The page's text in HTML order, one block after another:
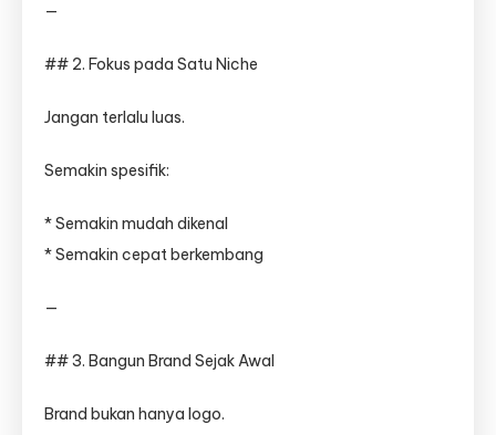
—
## 2. Fokus pada Satu Niche
Jangan terlalu luas.
Semakin spesifik:
* Semakin mudah dikenal
* Semakin cepat berkembang
—
## 3. Bangun Brand Sejak Awal
Brand bukan hanya logo.